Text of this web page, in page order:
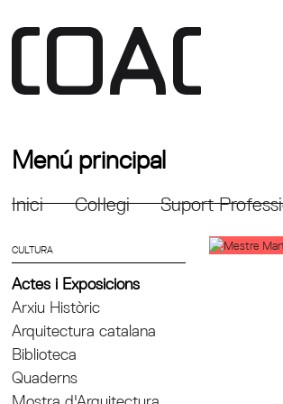
Menú principal
Inici Col·legi Suport
CULTURA
Actes i Exposicions
Arxiu Històric
Arquitectura catalana
Biblioteca
Quaderns